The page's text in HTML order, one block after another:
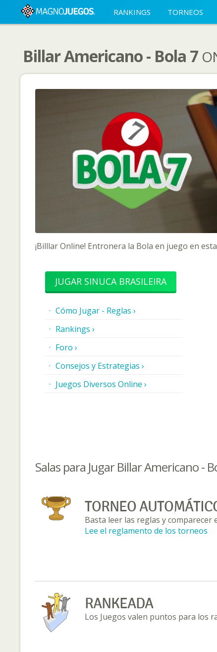
RANKINGS TORNEOS
Billar Americano - Bola 7
¡Billlar Online! Entronera la Bola en juego en
JUGAR SINUCA BRASILEIRA
Cómo Jugar - Reglas ›
Rankings ›
Foro ›
Consejos y Estrategias ›
Juegos Diversos Online ›
Salas para Jugar Billar Americano -
TORNEO
Basta leer las reglas y comparecer
Lee el reglamento de los torneos
RANKEADA
Los Juegos valen puntos para los